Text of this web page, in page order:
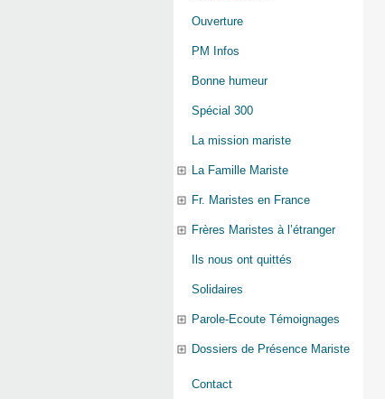
Ouverture
PM Infos
Bonne humeur
Spécial 300
La mission mariste
La Famille Mariste
Fr. Maristes en France
Frères Maristes à l’étranger
Ils nous ont quittés
Solidaires
Parole-Ecoute Témoignages
Dossiers de Présence Mariste
Contact